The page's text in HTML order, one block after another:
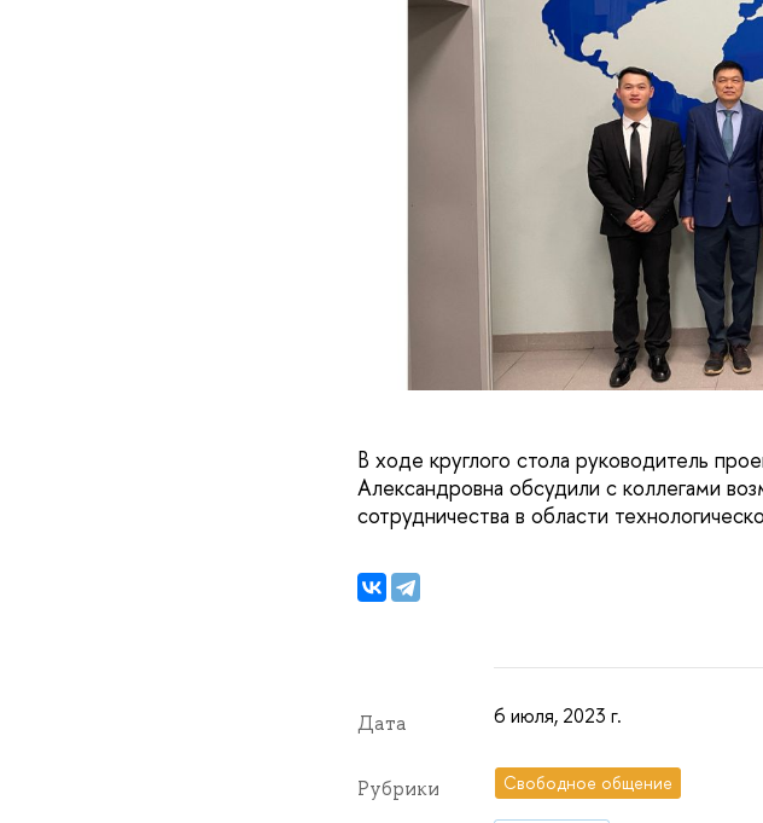
В ходе круглого стола руководитель
Александровна обсудили с коллегами
сотрудничества в области
Дата 6 июля, 2023 г.
Рубрики Свободное общение